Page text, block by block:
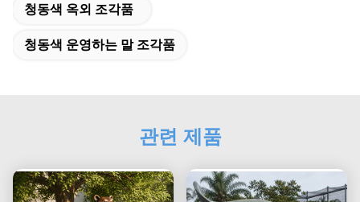
청동색 옥외 조각품
청동색 운영하는 말 조각품
관련 제품